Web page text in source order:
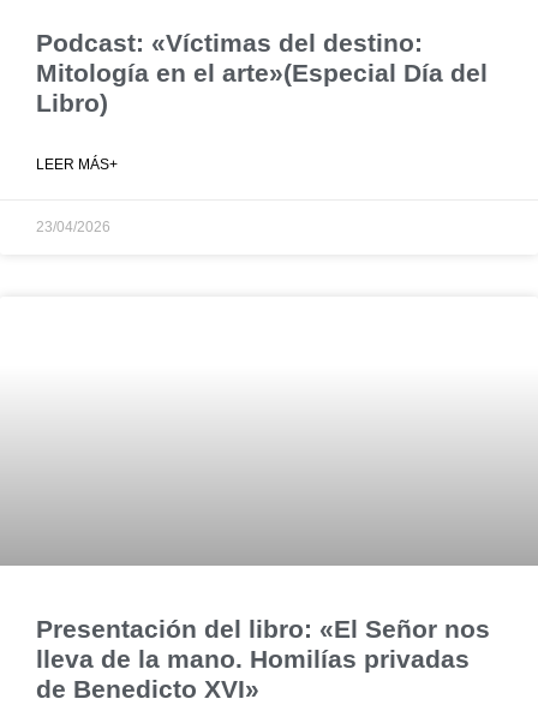
Podcast: «Víctimas del destino:
Mitología en el arte»(Especial Día del
Libro)
LEER MÁS+
23/04/2026
Presentación del libro: «El Señor nos
lleva de la mano. Homilías privadas
de Benedicto XVI»